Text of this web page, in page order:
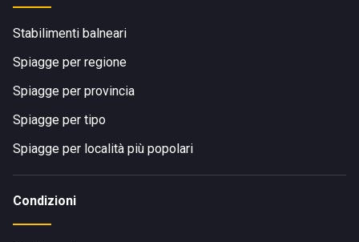
Stabilimenti balneari
Spiagge per regione
Spiagge per provincia
Spiagge per tipo
Spiagge per località più popolari
Condizioni